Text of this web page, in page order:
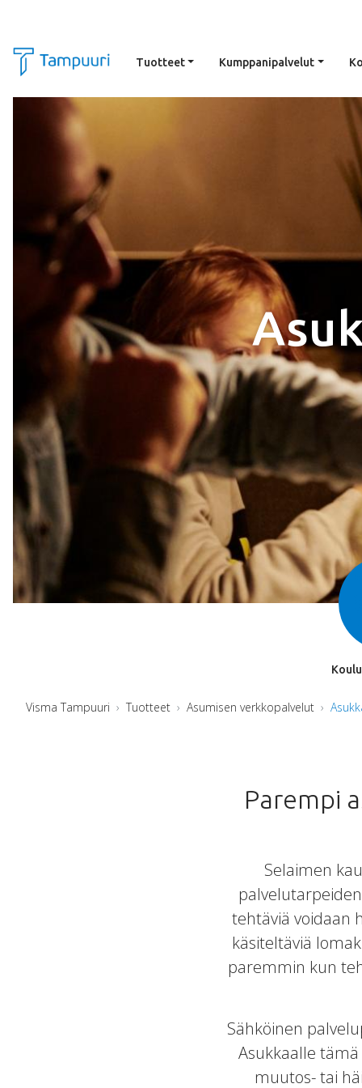
Siirry pääsisältöön
Tuotteet Kumppanipalvelut
Visma Tampuuri Tuotteet Asumisen verkkopalvelut
Parempi
Selaimen
tehtäviä voidaan
käsiteltäviä
paremmin kun
Sähköinen
Asukkaalle
muutos- tai